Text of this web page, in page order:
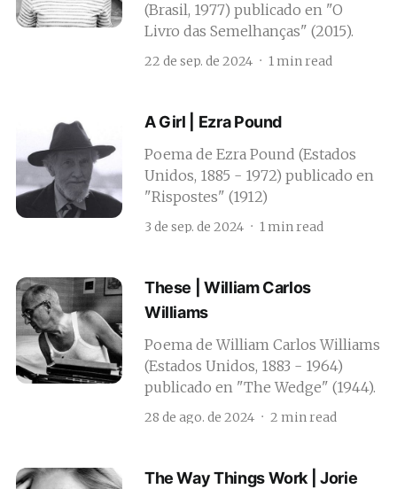
(Brasil, 1977) publicado en "O
Livro das Semelhanças" (2015).
22 de sep. de 2024 1 min read
A Girl | Ezra Pound
Poema de Ezra Pound (Estados
Unidos, 1885 - 1972) publicado en
"Rispostes" (1912)
3 de sep. de 2024 1 min read
These | William Carlos
Williams
Poema de William Carlos Williams
(Estados Unidos, 1883 - 1964)
publicado en "The Wedge" (1944).
28 de ago. de 2024 2 min read
The Way Things Work | Jorie